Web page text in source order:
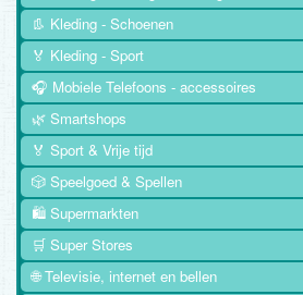
👢 Kleding - Schoenen
🏅 Kleding - Sport
🎧 Mobiele Telefoons - accessoires
🌿 Smartshops
🏅 Sport & Vrije tijd
🎲 Speelgoed & Spellen
🛍️ Supermarkten
🛒 Super Stores
🌐 Televisie, internet en bellen